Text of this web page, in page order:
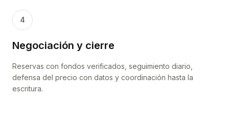
4
Negociación y cierre
Reservas con fondos verificados, seguimiento diario,
defensa del precio con datos y coordinación hasta la
escritura.